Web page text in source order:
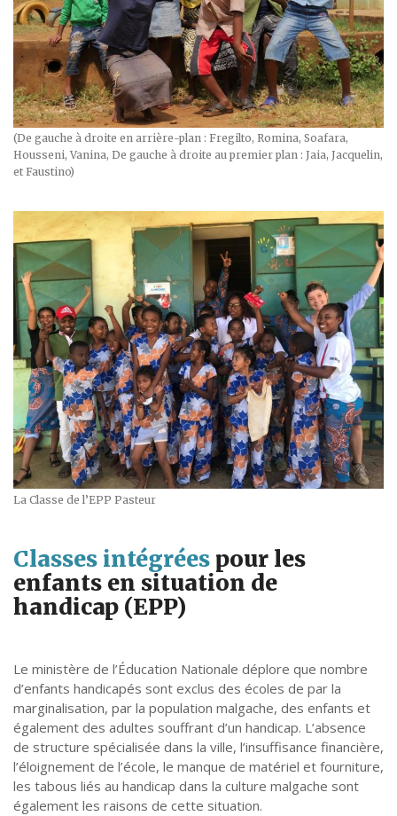
(De gauche à droite en arrière-plan : Fregilto, Romina, Soafara,
Housseni, Vanina, De gauche à droite au premier plan : Jaia, Jacquelin,
et Faustino)
La Classe de l’EPP Pasteur
Classes intégrées pour les
enfants en situation de
handicap (EPP)
Le ministère de l’Éducation Nationale déplore que nombre
d’enfants handicapés sont exclus des écoles de par la
marginalisation, par la population malgache, des enfants et
également des adultes souffrant d’un handicap. L’absence
de structure spécialisée dans la ville, l’insuffisance financière,
l’éloignement de l’école, le manque de matériel et fourniture,
les tabous liés au handicap dans la culture malgache sont
également les raisons de cette situation.